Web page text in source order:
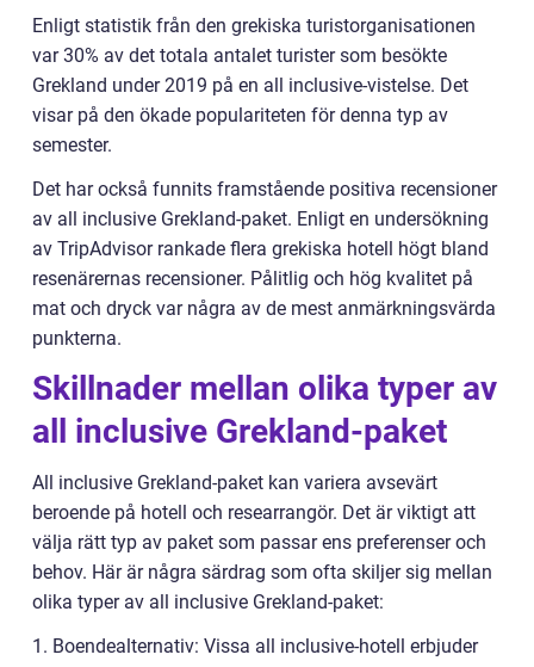
Enligt statistik från den grekiska turistorganisationen
var 30% av det totala antalet turister som besökte
Grekland under 2019 på en all inclusive-vistelse. Det
visar på den ökade populariteten för denna typ av
semester.
Det har också funnits framstående positiva recensioner
av all inclusive Grekland-paket. Enligt en undersökning
av TripAdvisor rankade flera grekiska hotell högt bland
resenärernas recensioner. Pålitlig och hög kvalitet på
mat och dryck var några av de mest anmärkningsvärda
punkterna.
Skillnader mellan olika typer av
all inclusive Grekland-paket
All inclusive Grekland-paket kan variera avsevärt
beroende på hotell och researrangör. Det är viktigt att
välja rätt typ av paket som passar ens preferenser och
behov. Här är några särdrag som ofta skiljer sig mellan
olika typer av all inclusive Grekland-paket:
1. Boendealternativ: Vissa all inclusive-hotell erbjuder